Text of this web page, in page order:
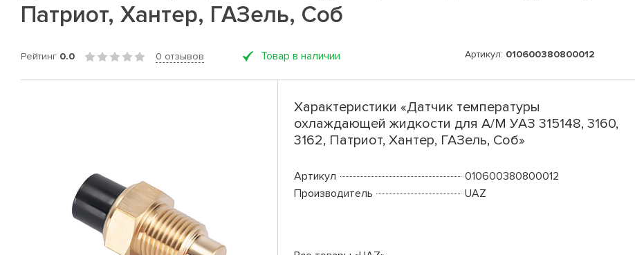
Патриот, Хантер, ГАЗель, Соб
Рейтинг 0.0 0 отзывов Товар в наличии Артикул: 010600380800012
Характеристики «Датчик температуры
охлаждающей жидкости для А/М УАЗ 315148, 3160,
3162, Патриот, Хантер, ГАЗель, Соб»
Артикул
010600380800012
Производитель
UAZ